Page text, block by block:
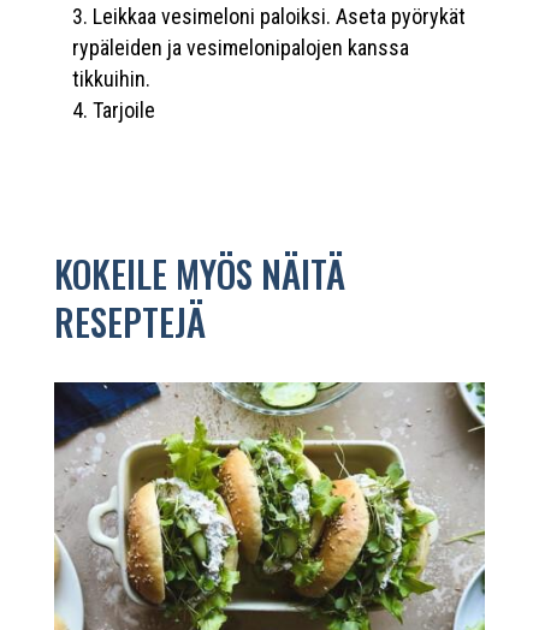
Leikkaa vesimeloni paloiksi. Aseta pyörykät
rypäleiden ja vesimelonipalojen kanssa
tikkuihin.
Tarjoile
KOKEILE MYÖS NÄITÄ
RESEPTEJÄ